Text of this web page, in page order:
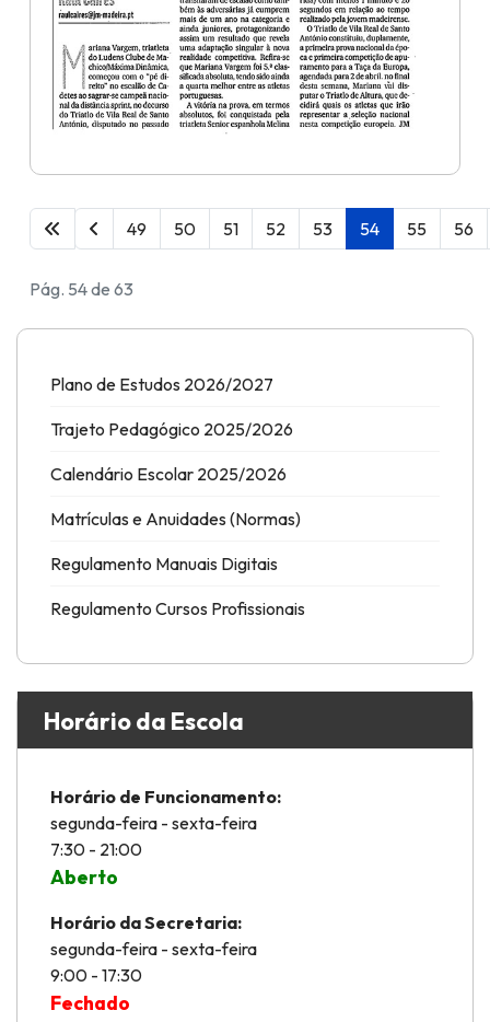
49 50 51 52 53 54 55 56
Pág. 54 de 63
Plano de Estudos 2026/2027
Trajeto Pedagógico 2025/2026
Calendário Escolar 2025/2026
Matrículas e Anuidades (Normas)
Regulamento Manuais Digitais
Regulamento Cursos Profissionais
Horário da Escola
Horário de Funcionamento:
segunda-feira - sexta-feira
7:30 - 21:00
Aberto
Horário da Secretaria:
segunda-feira - sexta-feira
9:00 - 17:30
Fechado